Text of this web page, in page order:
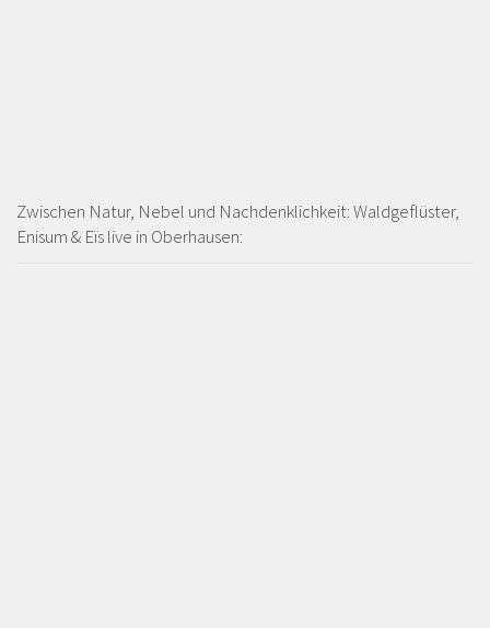
Zwischen Natur, Nebel und Nachdenklichkeit: Waldgeflüster,
Enisum & Eïs live in Oberhausen: